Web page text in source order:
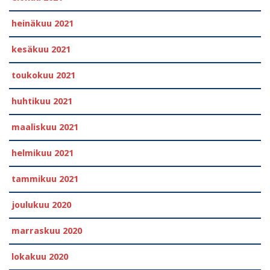
heinäkuu 2021
kesäkuu 2021
toukokuu 2021
huhtikuu 2021
maaliskuu 2021
helmikuu 2021
tammikuu 2021
joulukuu 2020
marraskuu 2020
lokakuu 2020